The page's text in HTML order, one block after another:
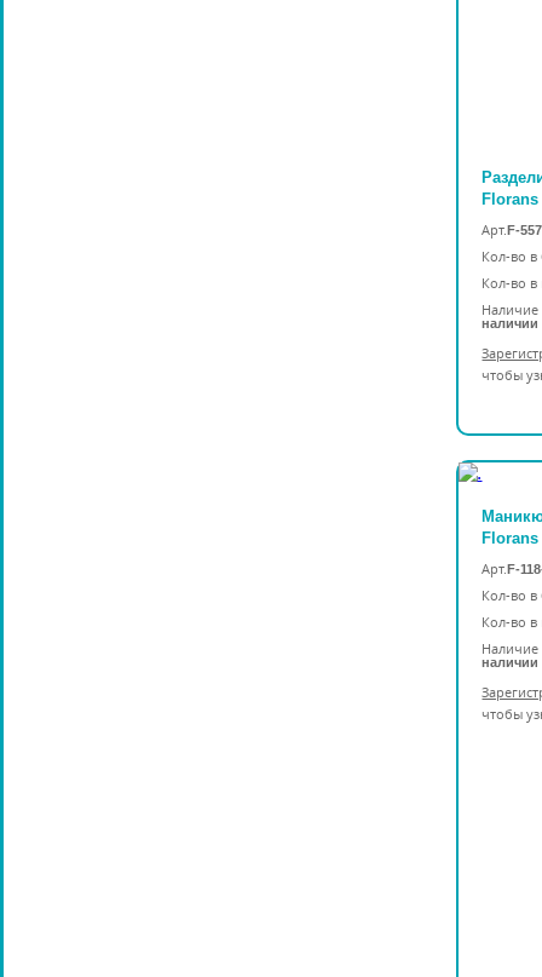
Арт.F-557
Кол-во
Кол-во
Наличие
наличии
чтобы
Арт.F-
Кол-во
Кол-во
Наличие
наличии
чтобы